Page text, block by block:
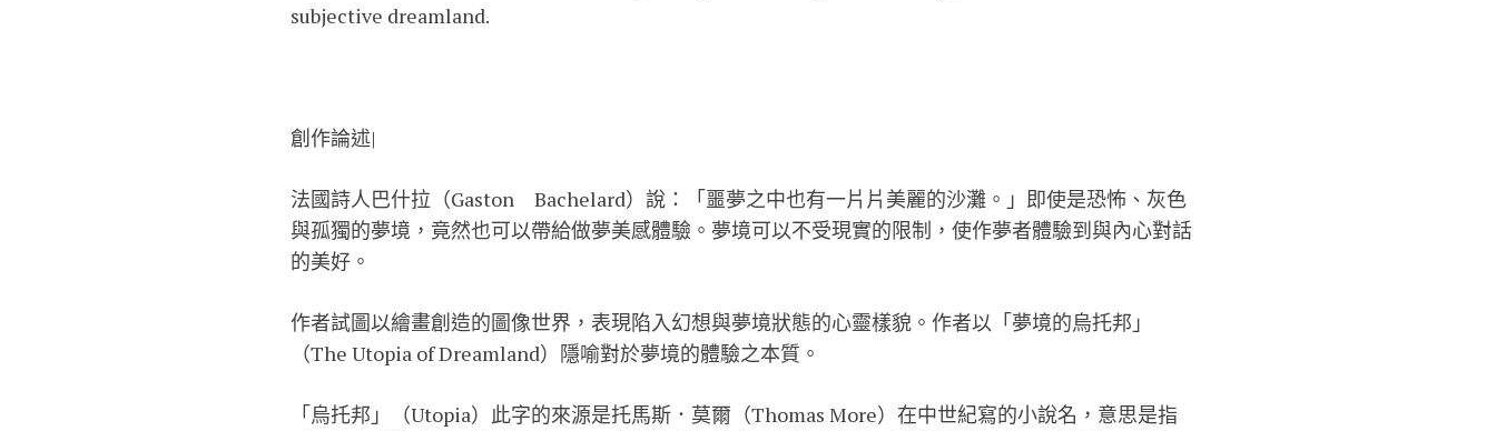
subjective dreamland.
創作論述|
法國詩人巴什拉（Gaston Bachelard）說：「噩夢之中也有一片片美麗的沙灘。」即使是恐怖、灰色
與孤獨的夢境，竟然也可以帶給做夢美感體驗。夢境可以不受現實的限制，使作夢者體驗到與內心對話
的美好。
作者試圖以繪畫創造的圖像世界，表現陷入幻想與夢境狀態的心靈樣貌。作者以「夢境的烏托邦」
（The Utopia of Dreamland）隱喻對於夢境的體驗之本質。
「烏托邦」（Utopia）此字的來源是托馬斯．莫爾（Thomas More）在中世紀寫的小說名，意思是指